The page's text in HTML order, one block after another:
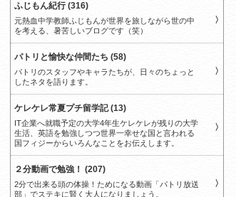
ふじもん紀行 (316)
元熱血中学教師ふじもんが世界を旅しながら世の中
を考える、暑苦しいブログです（笑）
パトリと愉快な仲間たち (58)
パトリのスタッフやキャラたちが、日々のちょっと
したネタを語ります。
ケレケレ常夏プチ留学記 (13)
IT企業へ就職予定の大学4年生ケレケレが残りの大学
生活、英語を勉強しつつ世界一幸せな国と言われる
国フィジーからいろんなことをお伝えします。
２分動画で勉強！ (207)
2分で出来る頭の体操！ためになる動画「パトリ放送
部」でステキに賢く大人になりましょう。